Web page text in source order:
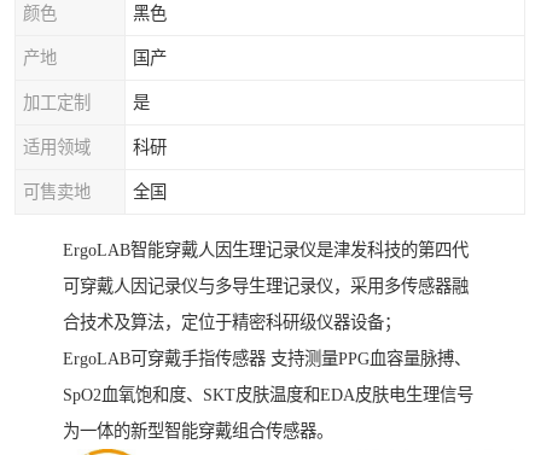
颜色 黑色
产地 国产
加工定制 是
适用领域 科研
可售卖地 全国
ErgoLAB智能穿戴人因生理记录仪是津发科技的第四代
可穿戴人因记录仪与多导生理记录仪，采用多传感器融
合技术及算法，定位于精密科研级仪器设备；
ErgoLAB可穿戴手指传感器 支持测量PPG血容量脉搏、
SpO2血氧饱和度、SKT皮肤温度和EDA皮肤电生理信号
为一体的新型智能穿戴组合传感器。